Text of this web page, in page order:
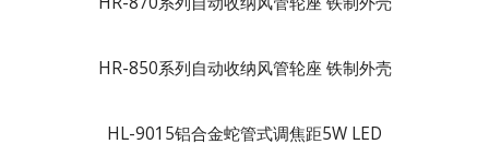
HR-850系列自动收纳风管轮座 铁制外壳
HL-9015铝合金蛇管式调焦距5W LED